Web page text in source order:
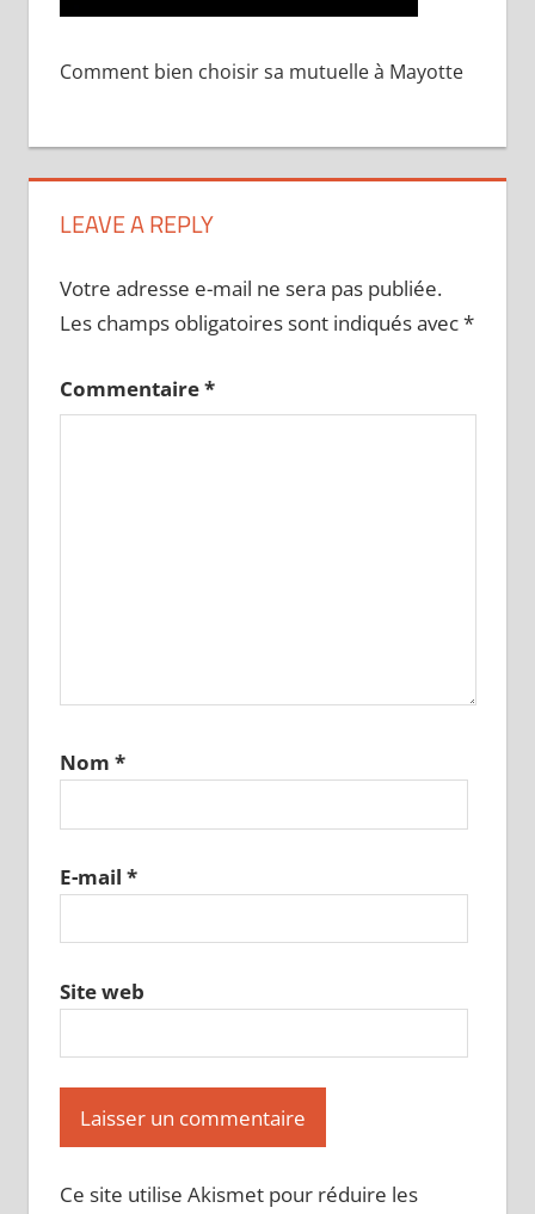
Comment bien choisir sa mutuelle à Mayotte
LEAVE A REPLY
Votre adresse e-mail ne sera pas publiée.
Les champs obligatoires sont indiqués avec*
Commentaire*
Nom *
E-mail *
Site web
Ce site utilise Akismet pour réduire les